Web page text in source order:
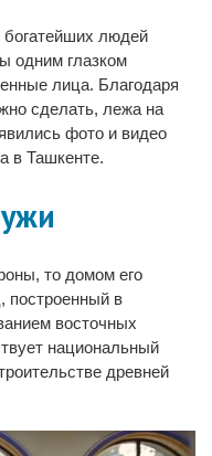
людей
одним глазком
лица. Благодаря
сделать, лежа на
фото и видео
в Ташкенте.
то домом его
построенный в
восточных
национальный
древней